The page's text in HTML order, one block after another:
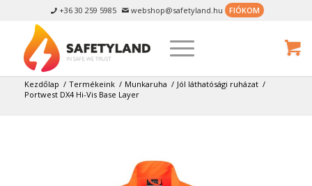
 +36 30 259 5985  webshop@safetyland.hu FIÓKOM
Kezdőlap / Termékeink / Munkaruha / Jól láthatósági ruházat /
Portwest DX4 Hi-Vis Base Layer